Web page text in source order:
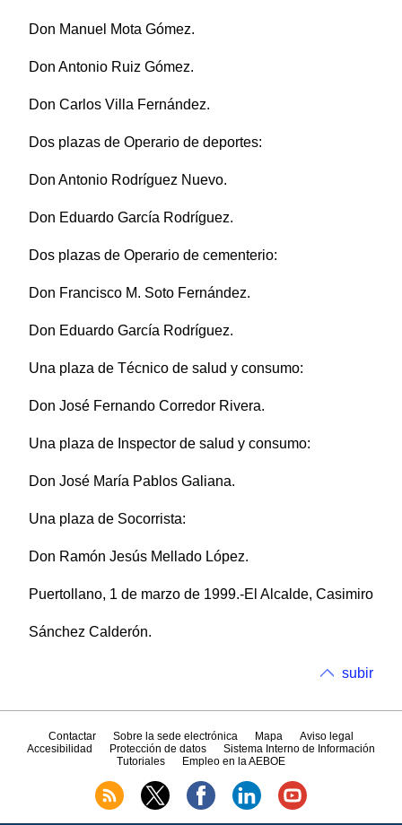
Don Manuel Mota Gómez.
Don Antonio Ruiz Gómez.
Don Carlos Villa Fernández.
Dos plazas de Operario de deportes:
Don Antonio Rodríguez Nuevo.
Don Eduardo García Rodríguez.
Dos plazas de Operario de cementerio:
Don Francisco M. Soto Fernández.
Don Eduardo García Rodríguez.
Una plaza de Técnico de salud y consumo:
Don José Fernando Corredor Rivera.
Una plaza de Inspector de salud y consumo:
Don José María Pablos Galiana.
Una plaza de Socorrista:
Don Ramón Jesús Mellado López.
Puertollano, 1 de marzo de 1999.-El Alcalde, Casimiro
Sánchez Calderón.
subir
Contactar Sobre la sede electrónica Mapa
Aviso legal
Accesibilidad
Protección de datos
Sistema Interno de Información
Tutoriales
Empleo en la AEBOE